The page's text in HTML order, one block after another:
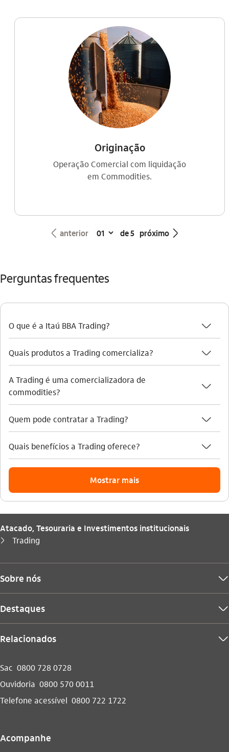
Originação
Operação Comercial com liquidação
em Commodities.
seta_esquerda anterior de 5 próximo seta_direita
Perguntas frequentes
O que é a Itaú BBA Trading? seta_baixo
Quais produtos a Trading comercializa? seta_baixo
A Trading é uma comercializadora de
commodities?
seta_baixo
Quem pode contratar a Trading? seta_baixo
Quais benefícios a Trading oferece? seta_baixo
Mostrar mais
Atacado, Tesouraria e Investimentos institucionais
seta_direita
Você está aqui:
Trading
Sobre nós seta_baixo
Destaques seta_baixo
Relacionados seta_baixo
Sac 0800 728 0728
Ouvidoria 0800 570 0011
Telefone acessível 0800 722 1722
Acompanhe